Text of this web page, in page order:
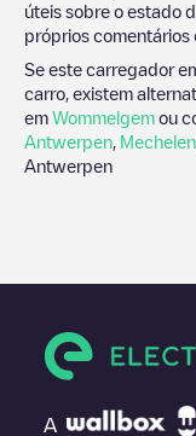
úteis sobre o estado
próprios comentários
Se este carregador
carro, existem
em Wommelgem ou
Antwerpen Mechelen
Antwerpen
A